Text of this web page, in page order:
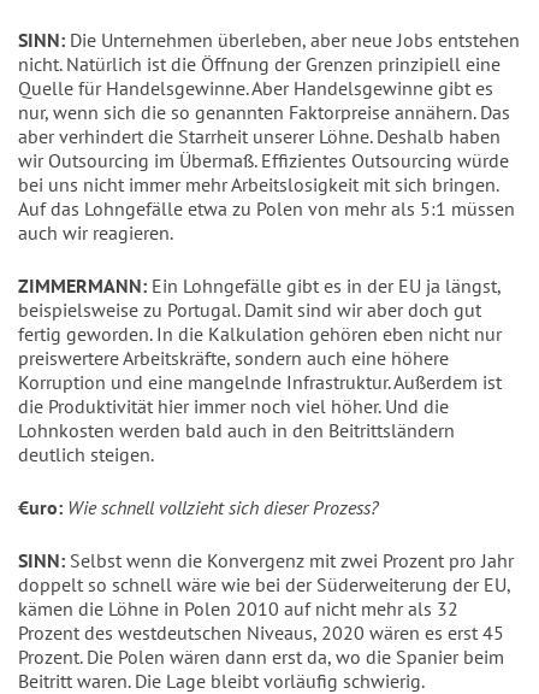
SINN: Die Unternehmen überleben, aber neue Jobs entstehen
nicht. Natürlich ist die Öffnung der Grenzen prinzipiell eine
Quelle für Handelsgewinne. Aber Handelsgewinne gibt es
nur, wenn sich die so genannten Faktorpreise annähern. Das
aber verhindert die Starrheit unserer Löhne. Deshalb haben
wir Outsourcing im Übermaß. Effizientes Outsourcing würde
bei uns nicht immer mehr Arbeitslosigkeit mit sich bringen.
Auf das Lohngefälle etwa zu Polen von mehr als 5:1 müssen
auch wir reagieren.
ZIMMERMANN: Ein Lohngefälle gibt es in der EU ja längst,
beispielsweise zu Portugal. Damit sind wir aber doch gut
fertig geworden. In die Kalkulation gehören eben nicht nur
preiswertere Arbeitskräfte, sondern auch eine höhere
Korruption und eine mangelnde Infrastruktur. Außerdem ist
die Produktivität hier immer noch viel höher. Und die
Lohnkosten werden bald auch in den Beitrittsländern
deutlich steigen.
€uro: Wie schnell vollzieht sich dieser Prozess?
SINN: Selbst wenn die Konvergenz mit zwei Prozent pro Jahr
doppelt so schnell wäre wie bei der Süderweiterung der EU,
kämen die Löhne in Polen 2010 auf nicht mehr als 32
Prozent des westdeutschen Niveaus, 2020 wären es erst 45
Prozent. Die Polen wären dann erst da, wo die Spanier beim
Beitritt waren. Die Lage bleibt vorläufig schwierig.